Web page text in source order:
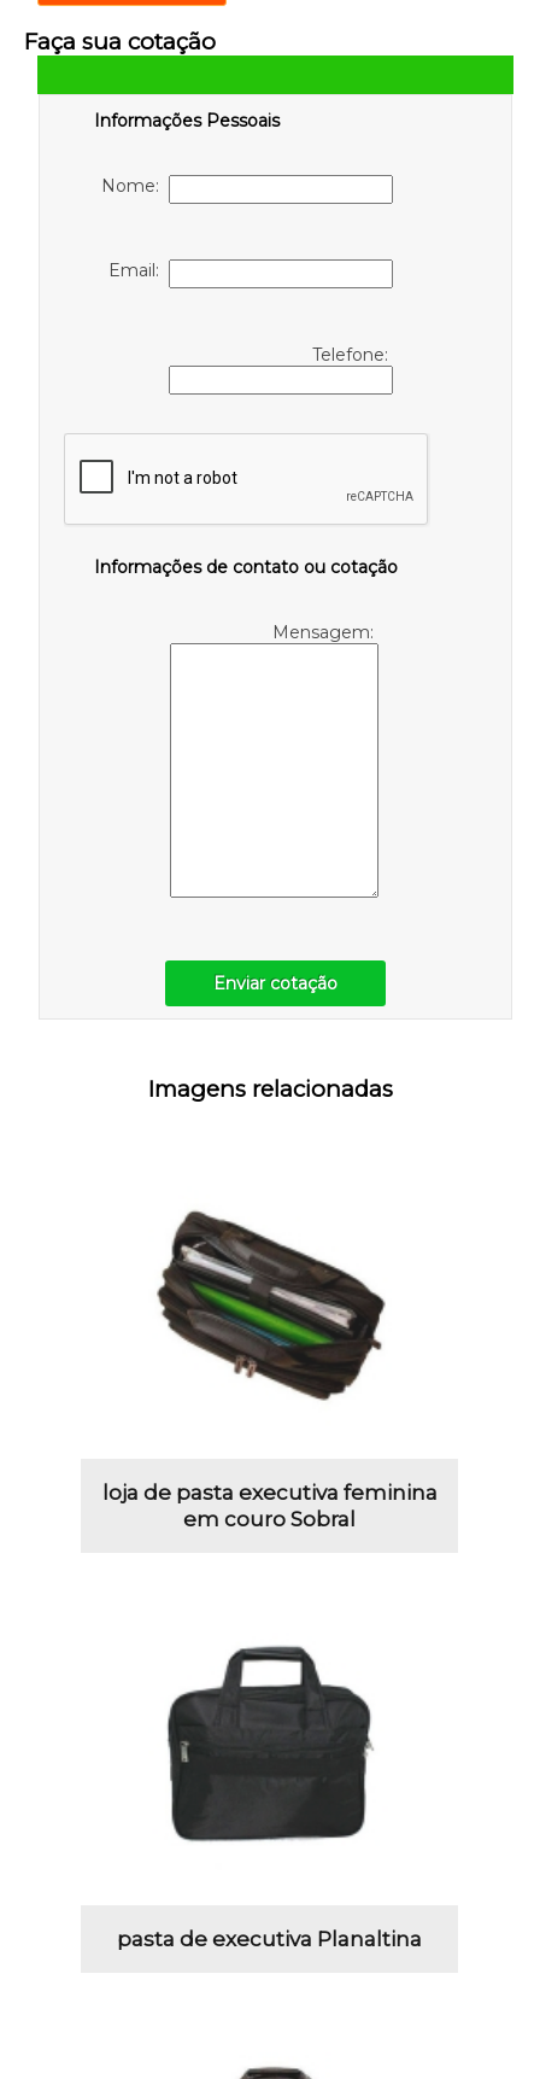
Faça sua cotação
Informações Pessoais
Nome:
Email:
Telefone:
Informações de contato ou cotação
Mensagem:
Enviar cotação
Imagens relacionadas
loja de pasta executiva feminina
em couro Sobral
pasta de executiva Planaltina